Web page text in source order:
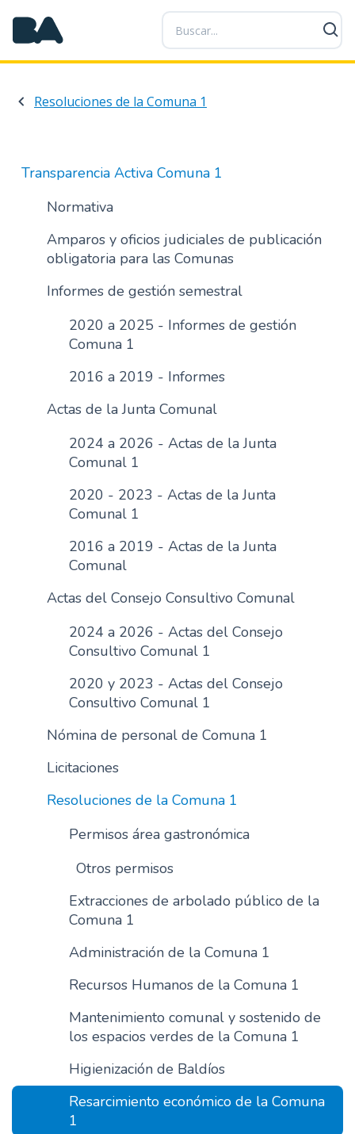
P
a
s
a
a
n
n
i
o
r
n
i
a
Resoluciones de la Comuna 1
Transparencia Activa Comuna 1
Normativa
Amparos y oficios judiciales de publicación
obligatoria para las Comunas
Informes de gestión semestral
2020 a 2025 - Informes de gestión
Comuna 1
2016 a 2019 - Informes
Actas de la Junta Comunal
2024 a 2026 - Actas de la Junta
Comunal 1
2020 - 2023 - Actas de la Junta
Comunal 1
2016 a 2019 - Actas de la Junta
Comunal
Actas del Consejo Consultivo Comunal
2024 a 2026 - Actas del Consejo
Consultivo Comunal 1
2020 y 2023 - Actas del Consejo
Consultivo Comunal 1
Nómina de personal de Comuna 1
Licitaciones
Resoluciones de la Comuna 1
Permisos área gastronómica
Otros permisos
Extracciones de arbolado público de la
Comuna 1
Administración de la Comuna 1
Recursos Humanos de la Comuna 1
Mantenimiento comunal y sostenido de
los espacios verdes de la Comuna 1
Higienización de Baldíos
Resarcimiento económico de la Comuna
1